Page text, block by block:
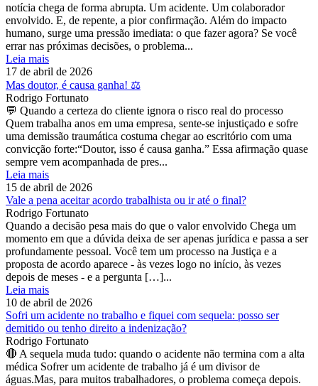
notícia chega de forma abrupta. Um acidente. Um colaborador
envolvido. E, de repente, a pior confirmação. Além do impacto
humano, surge uma pressão imediata: o que fazer agora? Se você
errar nas próximas decisões, o problema...
Leia mais
17 de abril de 2026
Mas doutor, é causa ganha! ⚖️
Rodrigo Fortunato
💬 Quando a certeza do cliente ignora o risco real do processo
Quem trabalha anos em uma empresa, sente-se injustiçado e sofre
uma demissão traumática costuma chegar ao escritório com uma
convicção forte:“Doutor, isso é causa ganha.” Essa afirmação quase
sempre vem acompanhada de pres...
Leia mais
15 de abril de 2026
Vale a pena aceitar acordo trabalhista ou ir até o final?
Rodrigo Fortunato
Quando a decisão pesa mais do que o valor envolvido Chega um
momento em que a dúvida deixa de ser apenas jurídica e passa a ser
profundamente pessoal. Você tem um processo na Justiça e a
proposta de acordo aparece - às vezes logo no início, às vezes
depois de meses - e a pergunta […]...
Leia mais
10 de abril de 2026
Sofri um acidente no trabalho e fiquei com sequela: posso ser
demitido ou tenho direito a indenização?
Rodrigo Fortunato
🔴 A sequela muda tudo: quando o acidente não termina com a alta
médica Sofrer um acidente de trabalho já é um divisor de
águas.Mas, para muitos trabalhadores, o problema começa depois.